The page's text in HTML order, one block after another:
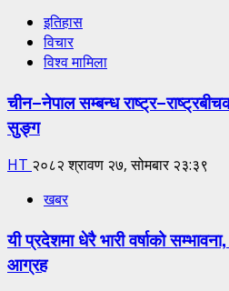
इतिहास
विचार
विश्व मामिला
चीन–नेपाल सम्बन्ध
सुङ्ग
HT २०८२ श्रावण २७, सोमबार २३:३९
खबर
यी प्रदेशमा धेरै भारी वर्षाको
आग्रह